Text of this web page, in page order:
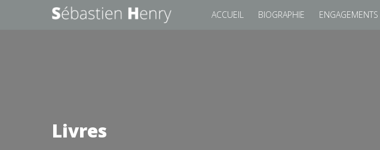
ACCUEIL BIOGRAPHIE ENGAGEMENTS
Livres